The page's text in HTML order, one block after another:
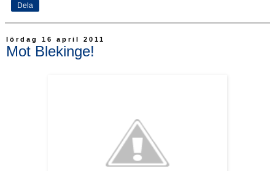
Dela
lördag 16 april 2011
Mot Blekinge!